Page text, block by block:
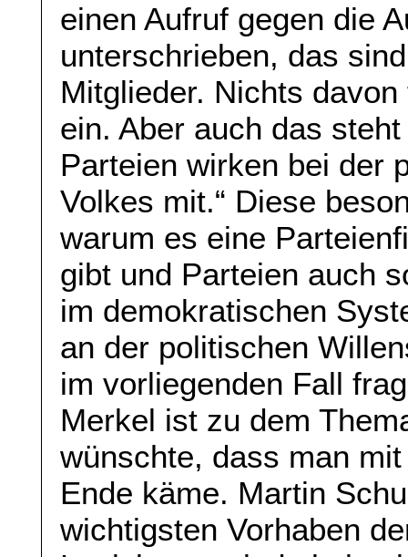
einen Aufruf gegen die
unterschrieben, das
Mitglieder. Nichts
ein. Aber auch das
Parteien wirken bei der
Volkes mit.“ Diese
warum es eine
gibt und Parteien auch
im demokratischen
an der politischen
im vorliegenden Fall
Merkel ist zu dem
wünschte, dass man
Ende käme. Martin
wichtigsten Vorhaben